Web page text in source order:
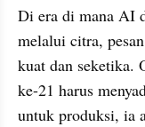
Di era di mana AI
melalui citra,
kuat dan seketika.
ke-21 harus
untuk produksi, ia